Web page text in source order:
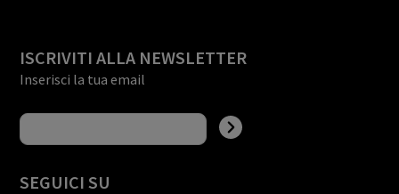
ISCRIVITI ALLA NEWSLETTER
Inserisci la tua email
SEGUICI SU